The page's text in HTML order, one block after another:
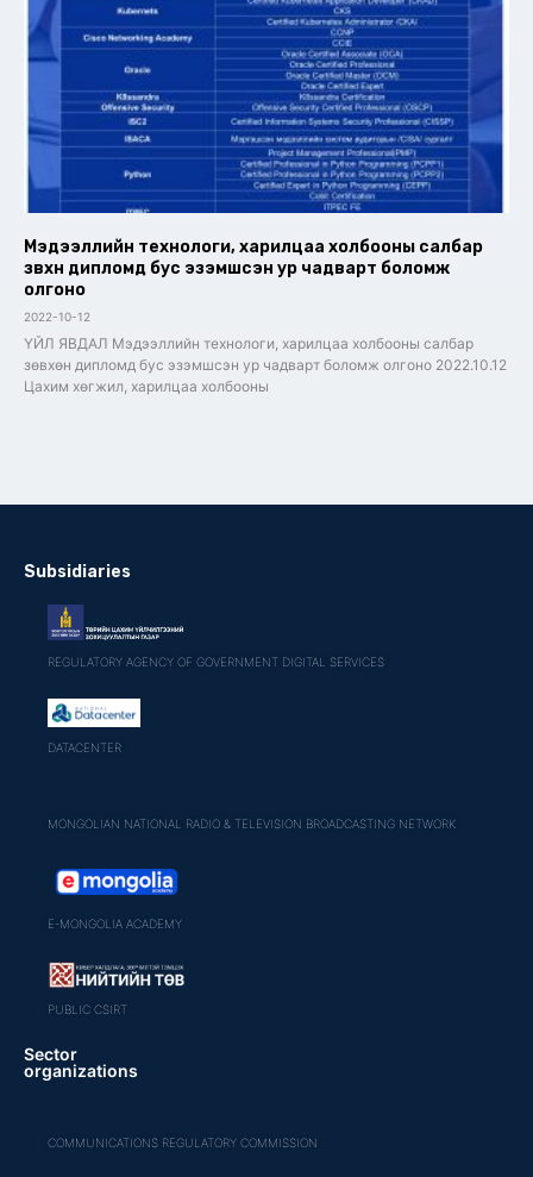
Мэдээллийн технологи, харилцаа холбооны салбар
зөвхөн дипломд бус эзэмшсэн ур чадварт боломж
олгоно
2022-10-12
ҮЙЛ ЯВДАЛ Мэдээллийн технологи, харилцаа холбооны салбар
зөвхөн дипломд бус эзэмшсэн ур чадварт боломж олгоно 2022.10.12
Цахим хөгжил, харилцаа холбооны
Subsidiaries
REGULATORY AGENCY OF GOVERNMENT DIGITAL SERVICES
DATACENTER
MONGOLIAN NATIONAL RADIO & TELEVISION BROADCASTING NETWORK
E-MONGOLIA ACADEMY
PUBLIC CSIRT
Sector
organizations
COMMUNICATIONS REGULATORY COMMISSION